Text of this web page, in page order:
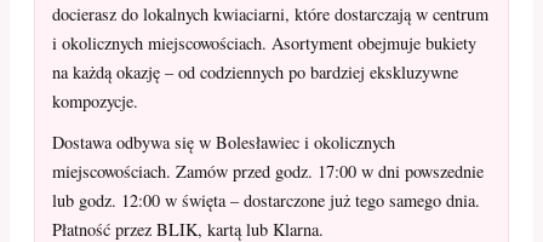
docierasz do lokalnych kwiaciarni, które dostarczają w centrum
i okolicznych miejscowościach. Asortyment obejmuje bukiety
na każdą okazję – od codziennych po bardziej ekskluzywne
kompozycje.
Dostawa odbywa się w Bolesławiec i okolicznych
miejscowościach. Zamów przed godz. 17:00 w dni powszednie
lub godz. 12:00 w święta – dostarczone już tego samego dnia.
Płatność przez BLIK, kartą lub Klarna.